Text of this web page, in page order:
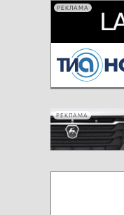
РЕКЛАМА
РЕКЛАМА